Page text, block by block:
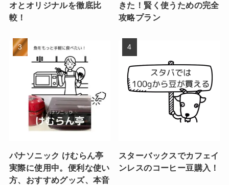
オとオリジナルを徹底比
較！
きた！賢く使うための完全
攻略プラン
パナソニック けむらん亭
実際に使用中。便利な使い
方、おすすめグッズ、本音
スターバックスでカフェイ
ンレスのコーヒー豆購入！